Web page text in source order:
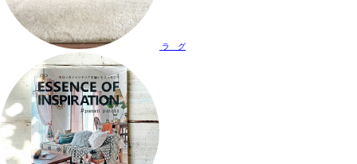
ラ グ